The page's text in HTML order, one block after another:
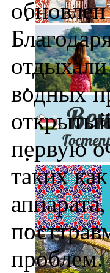
водных
первую
таких
проблем.